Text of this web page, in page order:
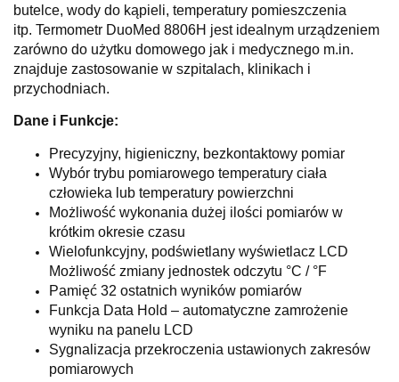
butelce, wody do kąpieli, temperatury pomieszczenia
itp. Termometr DuoMed 8806H jest idealnym urządzeniem
zarówno do użytku domowego jak i medycznego m.in.
znajduje zastosowanie w szpitalach, klinikach i
przychodniach.
Dane i Funkcje:
Precyzyjny, higieniczny, bezkontaktowy pomiar
Wybór trybu pomiarowego temperatury ciała
człowieka lub temperatury powierzchni
Możliwość wykonania dużej ilości pomiarów w
krótkim okresie czasu
Wielofunkcyjny, podświetlany wyświetlacz LCD
Możliwość zmiany jednostek odczytu °C / °F
Pamięć 32 ostatnich wyników pomiarów
Funkcja Data Hold – automatyczne zamrożenie
wyniku na panelu LCD
Sygnalizacja przekroczenia ustawionych zakresów
pomiarowych